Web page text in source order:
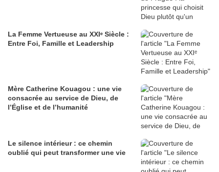
La Femme Vertueuse au XXIᵉ Siècle :
Entre Foi, Famille et Leadership
Mère Catherine Kouagou : une vie
consacrée au service de Dieu, de
l’Église et de l’humanité
Le silence intérieur : ce chemin
oublié qui peut transformer une vie